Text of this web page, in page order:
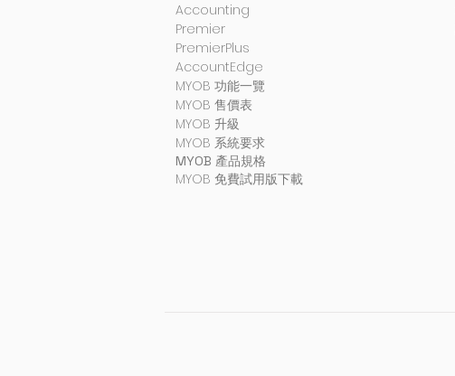
Accounting
Premier
PremierPlus
AccountEdge
MYOB 功能一覽
MYOB 售價表
MYOB 升級
MYOB 系統要求
MYOB 產品規格
MYOB 免費試用版下載